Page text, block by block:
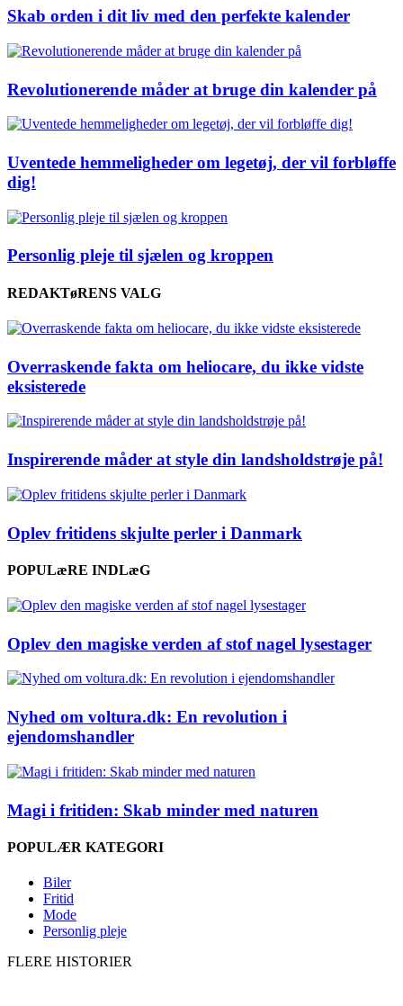
Skab orden i dit liv med den perfekte kalender
Revolutionerende måder at bruge din kalender på
Uventede hemmeligheder om legetøj, der vil forbløffe
dig!
Personlig pleje til sjælen og kroppen
REDAKTøRENS VALG
Overraskende fakta om heliocare, du ikke vidste
eksisterede
Inspirerende måder at style din landsholdstrøje på!
Oplev fritidens skjulte perler i Danmark
POPULæRE INDLæG
Oplev den magiske verden af stof nagel lysestager
Nyhed om voltura.dk: En revolution i
ejendomshandler
Magi i fritiden: Skab minder med naturen
POPULÆR KATEGORI
Biler
Fritid
Mode
Personlig pleje
FLERE HISTORIER